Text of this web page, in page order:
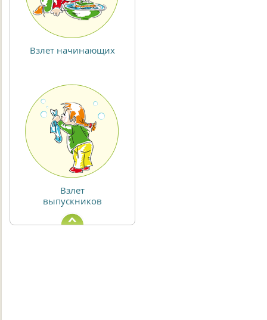
Взлет начинающих
Взлет
выпускников